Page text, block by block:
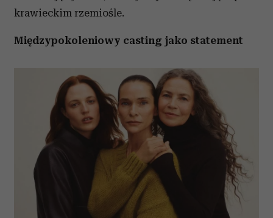
krawieckim rzemiośle.
Międzypokoleniowy casting jako statement